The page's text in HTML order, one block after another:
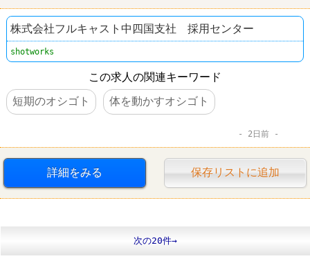
株式会社フルキャスト中四国支社 採用センター
shotworks
この求人の関連キーワード
短期のオシゴト
体を動かすオシゴト
2日前
詳細をみる 保存リストに追加
次の20件→